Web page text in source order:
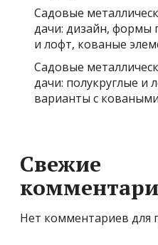
Садовые
дачи: дизайн, формы
и лофт, кованые
Садовые
дачи: полукруглые и
варианты с
Свежие
Нет комментариев для